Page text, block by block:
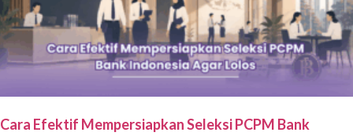
Cara Efektif Mempersiapkan Seleksi PCPM Bank